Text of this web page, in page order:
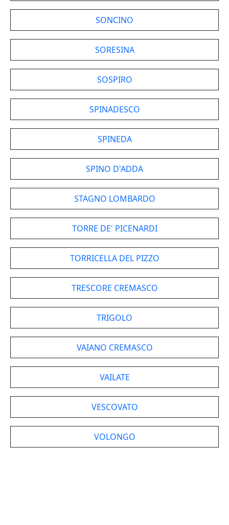
SONCINO
SORESINA
SOSPIRO
SPINADESCO
SPINEDA
SPINO D'ADDA
STAGNO LOMBARDO
TORRE DE' PICENARDI
TORRICELLA DEL PIZZO
TRESCORE CREMASCO
TRIGOLO
VAIANO CREMASCO
VAILATE
VESCOVATO
VOLONGO